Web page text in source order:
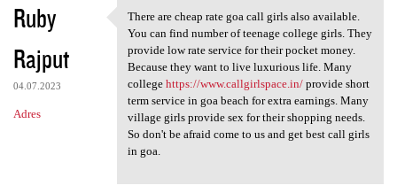
Ruby
Rajput
04.07.2023
Adres
There are cheap rate goa call
There are cheap rate goa call girls also available.
You can find number of teenage college girls. They
provide low rate service for their pocket money.
Because they want to live luxurious life. Many
college https://www.callgirlspace.in/provide short
term service in goa beach for extra earnings. Many
village girls provide sex for their shopping needs.
So don't be afraid come to us and get best call girls
in goa.